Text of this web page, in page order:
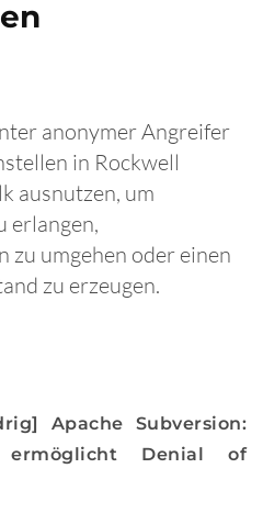
anonymer Angreifer
in Rockwell
ausnutzen, um
erlangen,
zu umgehen oder einen
zu erzeugen.
Apache Subversion:
ermöglicht Denial of